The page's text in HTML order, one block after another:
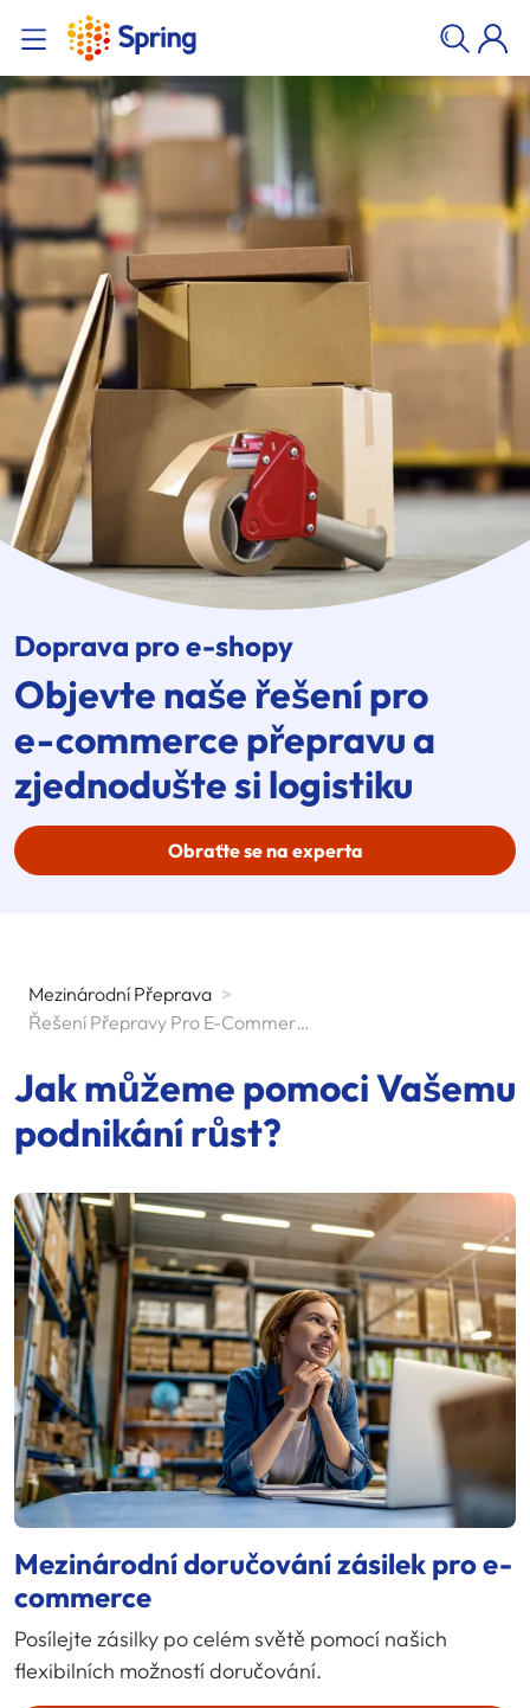
Doprava pro e-shopy
Objevte naše řešení pro
e-commerce přepravu a
zjednodušte si logistiku
Obraťte se na experta
Mezinárodní Přeprava >
Řešení Přepravy Pro E-Commerce
Jak můžeme pomoci Vašemu
podnikání růst?
Mezinárodní doručování zásilek pro e-
commerce
Posílejte zásilky po celém světě pomocí našich
flexibilních možností doručování.